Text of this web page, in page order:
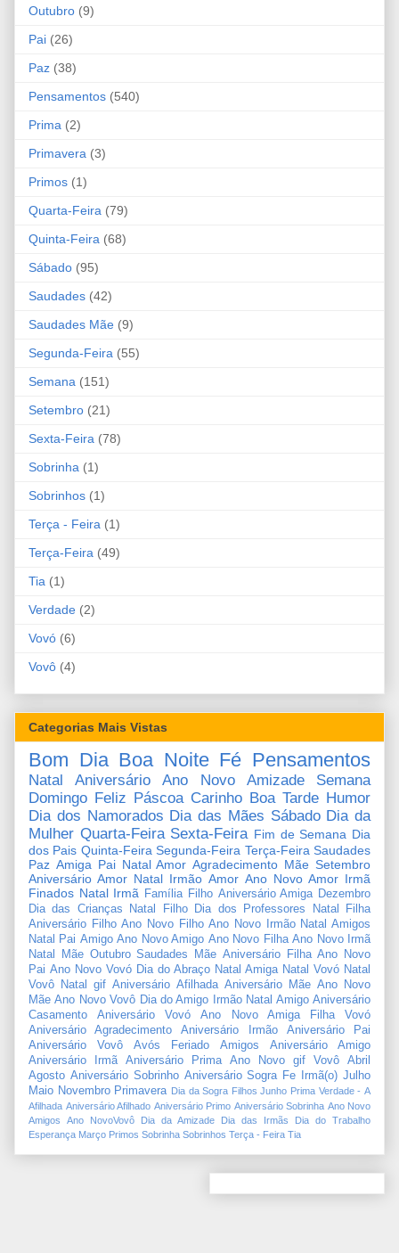
Outubro (9)
Pai (26)
Paz (38)
Pensamentos (540)
Prima (2)
Primavera (3)
Primos (1)
Quarta-Feira (79)
Quinta-Feira (68)
Sábado (95)
Saudades (42)
Saudades Mãe (9)
Segunda-Feira (55)
Semana (151)
Setembro (21)
Sexta-Feira (78)
Sobrinha (1)
Sobrinhos (1)
Terça - Feira (1)
Terça-Feira (49)
Tia (1)
Verdade (2)
Vovó (6)
Vovô (4)
Categorias Mais Vistas
Bom Dia Boa Noite Fé Pensamentos
Natal Aniversário Ano Novo Amizade
Semana
Domingo Feliz Páscoa Carinho Boa Tarde Humor
Dia dos Namorados Dia das Mães Sábado Dia da
Mulher Quarta-Feira Sexta-Feira Fim de Semana Dia
dos Pais Quinta-Feira Segunda-Feira Terça-Feira Saudades
Paz Amiga Pai Natal Amor Agradecimento Mãe Setembro
Aniversário Amor Natal Irmão Amor Ano Novo Amor Irmã
Finados Natal Irmã Família Filho Aniversário Amiga Dezembro
Dia das Crianças
Natal Filho Dia dos Professores
Natal Filha
Aniversário Filho Ano Novo Filho Ano Novo Irmão Natal Amigos
Natal Pai Amigo Ano Novo Amigo Ano Novo Filha Ano Novo Irmã
Natal Mãe Outubro Saudades Mãe Aniversário Filha Ano Novo
Pai Ano Novo Vovó Dia do Abraço Natal Amiga Natal Vovó Natal
Vovô
Natal gif Aniversário Afilhada Aniversário Mãe Ano Novo
Mãe Ano Novo Vovô Dia do Amigo Irmão Natal Amigo Aniversário
Casamento
Aniversário Vovó Ano Novo Amiga Filha
Vovó
Aniversário Agradecimento
Aniversário Irmão
Aniversário Pai
Aniversário Vovô
Avós Feriado Amigos
Aniversário Amigo
Aniversário Irmã
Aniversário Prima Ano Novo gif Vovô
Abril
Agosto Aniversário Sobrinho Aniversário Sogra Fe Irmã(o) Julho
Maio Novembro Primavera Dia da Sogra Filhos Junho Prima Verdade - A
Afilhada Aniversário Afilhado Aniversário Primo Aniversário Sobrinha Ano Novo
Amigos
Ano NovoVovô Dia da Amizade Dia das Irmãs
Dia do Trabalho
Esperança Março Primos Sobrinha Sobrinhos Terça - Feira Tia